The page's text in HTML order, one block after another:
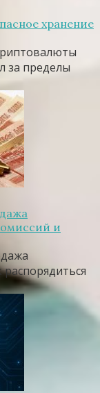
хранение
за пределы
и